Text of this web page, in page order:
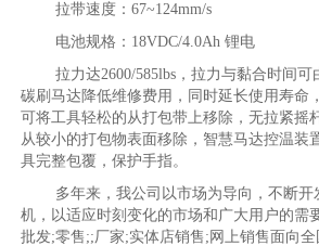
拉带速度：67~124mm/s
电池规格：18VDC/4.0Ah 锂电
拉力达2600/585lbs，拉力与黏合时间
碳刷马达降低维修费用，同时延长使用寿命
可将工具轻松的从打包带上移除，无拉紧摇
从较小的打包物表面移除，智慧马达控温装
具完整包覆，保护手指。
多年来，我公司以市场为导向，不断开
机，以适应时刻变化的市场和广大用户的需
批发;零售;;厂家;实体店销售;网上销售面向